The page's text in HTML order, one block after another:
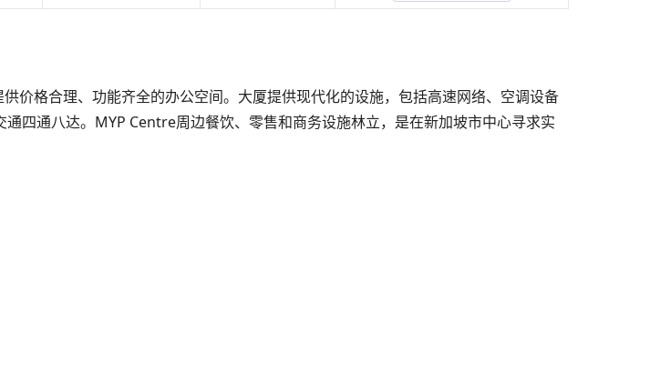
价格合理、功能齐全的办公空间。大厦提供现代化的设施，包括高速网络、空调设备
四通八达。MYP Centre周边餐饮、零售和商务设施林立，是在新加坡市中心寻求实